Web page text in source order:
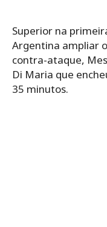
Superior na
Argentina ampliar
contra-ataque,
Di Maria que
35 minutos.